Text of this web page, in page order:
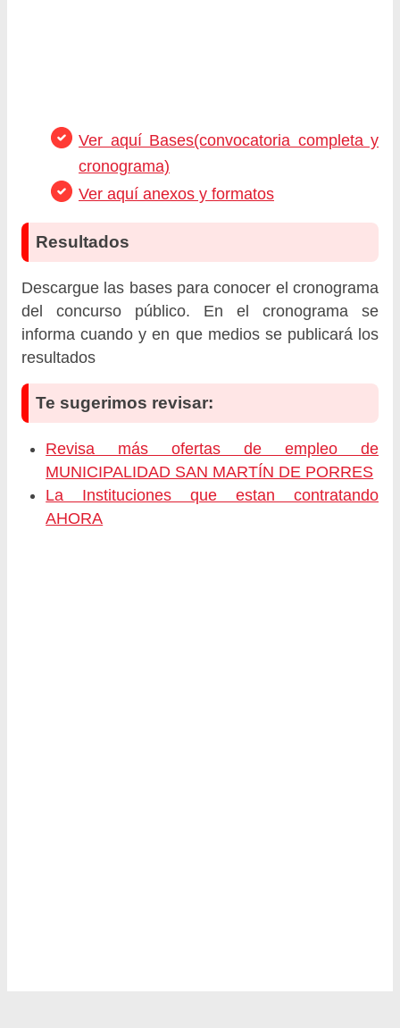
Ver aquí Bases(convocatoria completa y
cronograma)
Ver aquí anexos y formatos
Resultados
Descargue las bases para conocer el cronograma
del concurso público. En el cronograma se
informa cuando y en que medios se publicará los
resultados
Te sugerimos revisar:
Revisa más ofertas de empleo de
MUNICIPALIDAD SAN MARTÍN DE PORRES
La Instituciones que estan contratando
AHORA